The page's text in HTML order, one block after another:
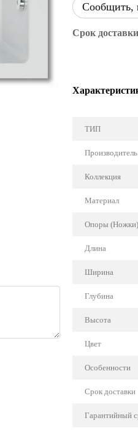
Сообщить,
Срок доставки
ТИП
Производитель
Коллекция
Материал
Опоры (Ножки)
Длина
Ширина
Глубина
Высота
Цвет
Особенности
Срок доставки
Гарантийный